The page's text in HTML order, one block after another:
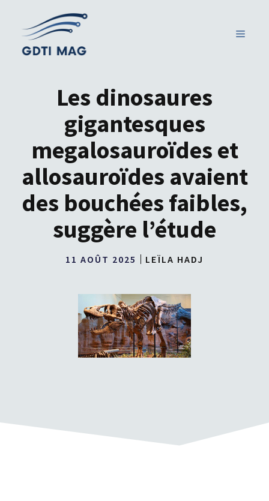
contenu
MENU
Les dinosaures
gigantesques
megalosauroïdes et
allosauroïdes avaient
des bouchées faibles,
suggère l’étude
11 AOÛT 2025 LEÏLA HADJ